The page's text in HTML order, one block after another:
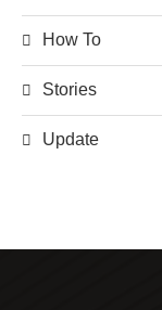
How To
Stories
Update